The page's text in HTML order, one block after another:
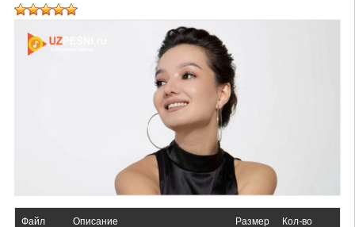
Файл Описание
Размер
Кол-во